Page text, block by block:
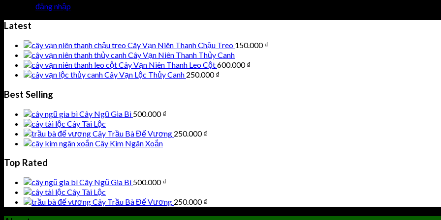
đăng nhập
Latest
Cây Vạn Niên Thanh Chậu Treo 150.000₫
Cây Vạn Niên Thanh Thủy Canh
Cây Vạn Niên Thanh Leo Cột600.000₫
Cây Vạn Lộc Thủy Canh 250.000₫
Best Selling
Cây Ngũ Gia Bì 500.000₫
Cây Tài Lộc
Cây Trầu Bà Đế Vương 250.000₫
Cây Kim Ngân Xoắn
Top Rated
Cây Ngũ Gia Bì 500.000₫
Cây Tài Lộc
Cây Trầu Bà Đế Vương 250.000₫